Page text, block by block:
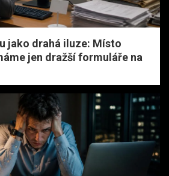
jako drahá iluze: Místo
jen dražší formuláře na